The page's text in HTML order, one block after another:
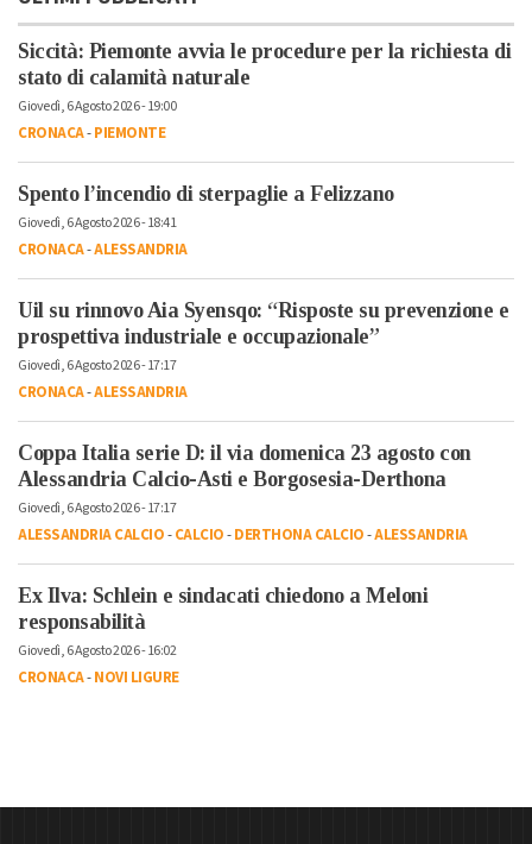
Siccità: Piemonte avvia le procedure per la richiesta di
stato di calamità naturale
Giovedì, 6 Agosto 2026 - 19:00
CRONACA-PIEMONTE
Spento l’incendio di sterpaglie a Felizzano
Giovedì, 6 Agosto 2026 - 18:41
CRONACA-ALESSANDRIA
Uil su rinnovo Aia Syensqo: “Risposte su prevenzione e
prospettiva industriale e occupazionale”
Giovedì, 6 Agosto 2026 - 17:17
CRONACA-ALESSANDRIA
Coppa Italia serie D: il via domenica 23 agosto con
Alessandria Calcio-Asti e Borgosesia-Derthona
Giovedì, 6 Agosto 2026 - 17:17
ALESSANDRIA CALCIO-CALCIO-DERTHONA CALCIO-ALESSANDRIA
Ex Ilva: Schlein e sindacati chiedono a Meloni
responsabilità
Giovedì, 6 Agosto 2026 - 16:02
CRONACA-NOVI LIGURE